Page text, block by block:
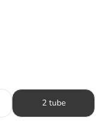
2 tube